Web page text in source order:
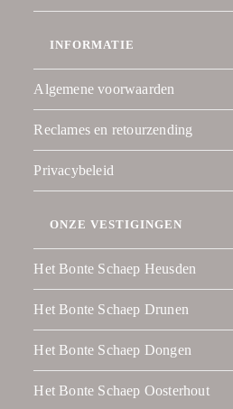
INFORMATIE
Algemene voorwaarden
Reclames en retourzending
Privacybeleid
ONZE VESTIGINGEN
Het Bonte Schaep Heusden
Het Bonte Schaep Drunen
Het Bonte Schaep Dongen
Het Bonte Schaep Oosterhout